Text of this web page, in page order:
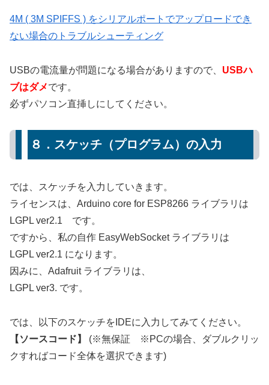
4M ( 3M SPIFFS ) をシリアルポートでアップロードでき
ない場合のトラブルシューティング
USBの電流量が問題になる場合がありますので、 USBハ
ブはダメです。
必ずパソコン直挿しにしてください。
８．スケッチ（プログラム）の入力
では、スケッチを入力していきます。
ライセンスは、Arduino core for ESP8266 ライブラリは
LGPL ver2.1 です。
ですから、私の自作 EasyWebSocket ライブラリは
LGPL ver2.1 になります。
因みに、Adafruit ライブラリは、
LGPL ver3. です。
では、以下のスケッチをIDEに入力してみてください。
【ソースコード】
(※無保証 ※PCの場合、ダブルクリッ
クすればコード全体を選択できます)